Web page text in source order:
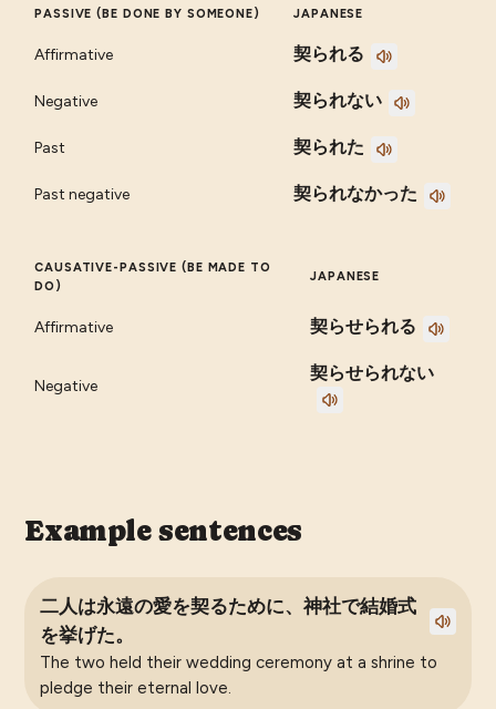
PASSIVE (BE DONE BY SOMEONE) JAPANESE
Affirmative 契られる
Negative 契られない
Past 契られた
Past negative 契られなかった
CAUSATIVE-PASSIVE (BE MADE TO
DO)
JAPANESE
Affirmative 契らせられる
Negative
契らせられない
Example sentences
二人は永遠の愛を契るために、神社で結婚式
を挙げた。
The two held their wedding ceremony at a shrine to
pledge their eternal love.